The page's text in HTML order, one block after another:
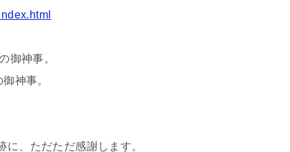
御神事。
神事。
、ただただ感謝します。